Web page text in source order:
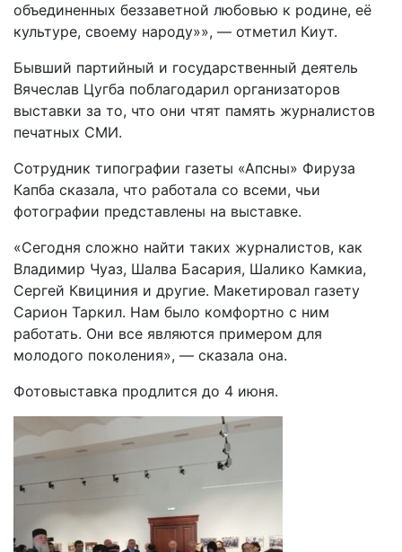
объединенных беззаветной любовью к родине, её
культуре, своему народу»», — отметил Киут.
Бывший партийный и государственный деятель
Вячеслав Цугба поблагодарил организаторов
выставки за то, что они чтят память журналистов
печатных СМИ.
Сотрудник типографии газеты «Апсны» Фируза
Капба сказала, что работала со всеми, чьи
фотографии представлены на выставке.
«Сегодня сложно найти таких журналистов, как
Владимир Чуаз, Шалва Басария, Шалико Камкиа,
Сергей Квициния и другие. Макетировал газету
Сарион Таркил. Нам было комфортно с ним
работать. Они все являются примером для
молодого поколения», — сказала она.
Фотовыставка продлится до 4 июня.